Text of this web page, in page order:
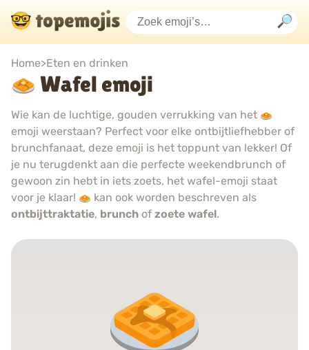
Home>Eten en drinken
Wafel emoji
Wie kan de luchtige, gouden verrukking van het
emoji weerstaan? Perfect voor elke ontbijtliefhebber of
brunchfanaat, deze emoji is het toppunt van lekker! Of
je nu terugdenkt aan die perfecte weekendbrunch of
gewoon zin hebt in iets zoets, het wafel-emoji staat
voor je klaar!
kan ook worden beschreven als
ontbijttraktatie, brunch of zoete wafel.